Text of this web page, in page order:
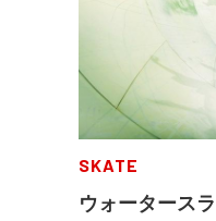
SKATE
ウォータース